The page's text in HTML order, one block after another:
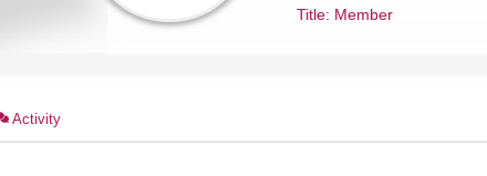
Title: Member
Activity